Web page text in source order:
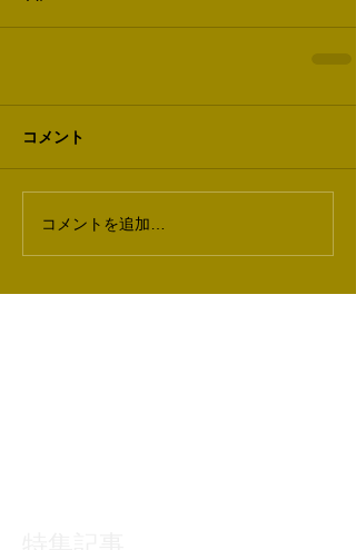
コメント
コメントを追加…